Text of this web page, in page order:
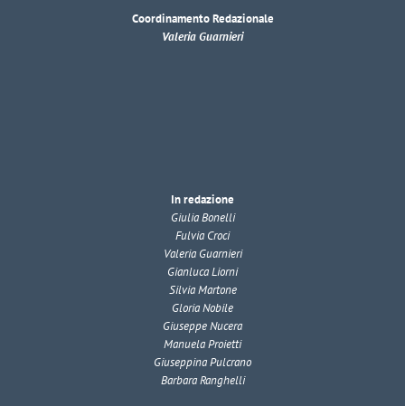
Coordinamento Redazionale
Valeria Guarnieri
In redazione
Giulia Bonelli
Fulvia Croci
Valeria Guarnieri
Gianluca Liorni
Silvia Martone
Gloria Nobile
Giuseppe Nucera
Manuela Proietti
Giuseppina Pulcrano
Barbara Ranghelli